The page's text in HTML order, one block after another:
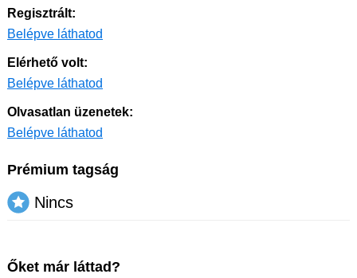
Regisztrált:
Belépve láthatod
Elérhető volt:
Belépve láthatod
Olvasatlan üzenetek:
Belépve láthatod
Prémium tagság
Nincs
Őket már láttad?